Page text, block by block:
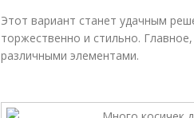
Этот вариант станет удачным
торжественно и стильно.
различными элементами.